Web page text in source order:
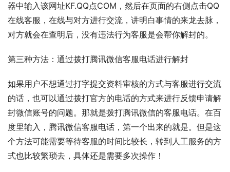
器中输入该网址KF.QQ点COM，然后在页面的右侧点击QQ
在线客服，在线与对方进行交流，讲明白事情的来龙去脉，
对方就会在查明后，没有违法行为客服是会帮你解封的。
第三种方法：通过拨打腾讯微信客服电话进行解封
如果用户不想通过打字提交资料审核的方式与客服进行交流
的话，也可以通过拨打官方的电话的方式来进行反馈申请解
封微信账号的问题。那就是拨打腾讯微信的客服电话。在百
度里输入，腾讯微信客服电话，第一个出来的就是。但是这
个方法可能需要等待客服的时间比较长，转到人工服务的方
式也比较繁琐去，具体还是需要多次操作！